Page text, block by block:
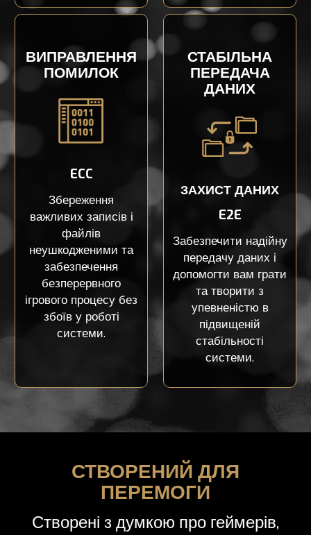
ВИПРАВЛЕННЯ
ПОМИЛОК
ECC
Збереження
важливих записів і
файлів
неушкодженими та
забезпечення
безперервного
ігрового процесу без
збоїв у роботі
системи.
СТАБІЛЬНА
ПЕРЕДАЧА
ДАНИХ
ЗАХИСТ ДАНИХ
E2E
Забезпечити надійну
передачу даних і
допомогти вам грати
та творити з
упевненістю в
підвищеній
стабільності
системи.
СТВОРЕНИЙ ДЛЯ
ПЕРЕМОГИ
Створені з думкою про геймерів,